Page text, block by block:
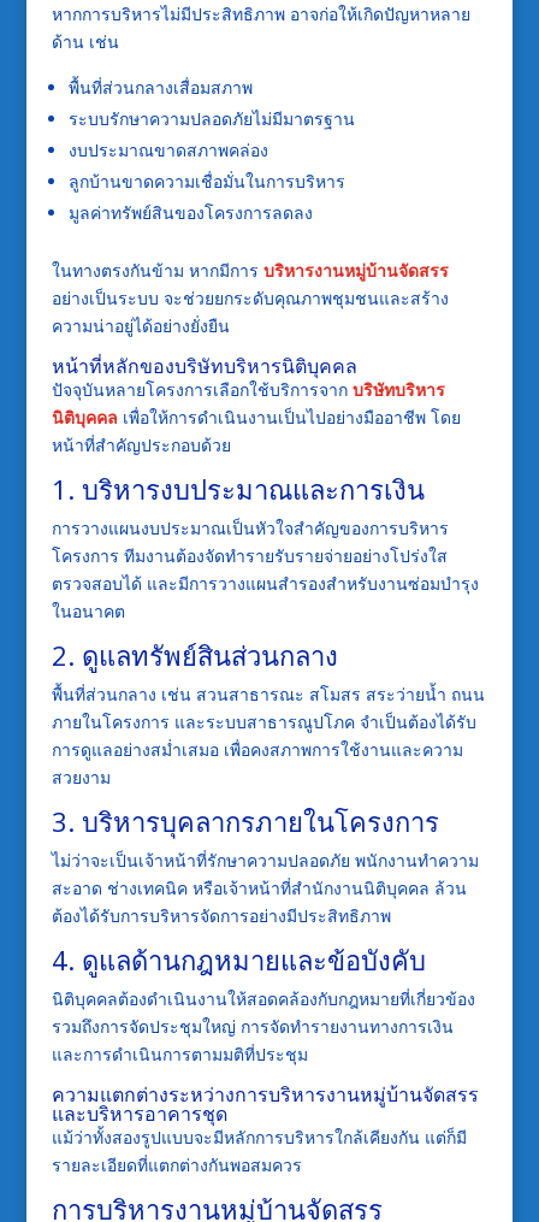
หากการบริหารไม่มีประสิทธิภาพ อาจก่อให้เกิดปัญหาหลาย
ด้าน เช่น
พื้นที่ส่วนกลางเสื่อมสภาพ
ระบบรักษาความปลอดภัยไม่มีมาตรฐาน
งบประมาณขาดสภาพคล่อง
ลูกบ้านขาดความเชื่อมั่นในการบริหาร
มูลค่าทรัพย์สินของโครงการลดลง
ในทางตรงกันข้าม หากมีการ บริหารงานหมู่บ้านจัดสรร
อย่างเป็นระบบ จะช่วยยกระดับคุณภาพชุมชนและสร้าง
ความน่าอยู่ได้อย่างยั่งยืน
หน้าที่หลักของบริษัทบริหารนิติบุคคล
ปัจจุบันหลายโครงการเลือกใช้บริการจาก บริษัทบริหาร
นิติบุคคล เพื่อให้การดำเนินงานเป็นไปอย่างมืออาชีพ โดย
หน้าที่สำคัญประกอบด้วย
1. บริหารงบประมาณและการเงิน
การวางแผนงบประมาณเป็นหัวใจสำคัญของการบริหาร
โครงการ ทีมงานต้องจัดทำรายรับรายจ่ายอย่างโปร่งใส
ตรวจสอบได้ และมีการวางแผนสำรองสำหรับงานซ่อมบำรุง
ในอนาคต
2. ดูแลทรัพย์สินส่วนกลาง
พื้นที่ส่วนกลาง เช่น สวนสาธารณะ สโมสร สระว่ายน้ำ ถนน
ภายในโครงการ และระบบสาธารณูปโภค จำเป็นต้องได้รับ
การดูแลอย่างสม่ำเสมอ เพื่อคงสภาพการใช้งานและความ
สวยงาม
3. บริหารบุคลากรภายในโครงการ
ไม่ว่าจะเป็นเจ้าหน้าที่รักษาความปลอดภัย พนักงานทำความ
สะอาด ช่างเทคนิค หรือเจ้าหน้าที่สำนักงานนิติบุคคล ล้วน
ต้องได้รับการบริหารจัดการอย่างมีประสิทธิภาพ
4. ดูแลด้านกฎหมายและข้อบังคับ
นิติบุคคลต้องดำเนินงานให้สอดคล้องกับกฎหมายที่เกี่ยวข้อง
รวมถึงการจัดประชุมใหญ่ การจัดทำรายงานทางการเงิน
และการดำเนินการตามมติที่ประชุม
ความแตกต่างระหว่างการบริหารงานหมู่บ้านจัดสรร
และบริหารอาคารชุด
แม้ว่าทั้งสองรูปแบบจะมีหลักการบริหารใกล้เคียงกัน แต่ก็มี
รายละเอียดที่แตกต่างกันพอสมควร
การบริหารงานหมู่บ้านจัดสรร